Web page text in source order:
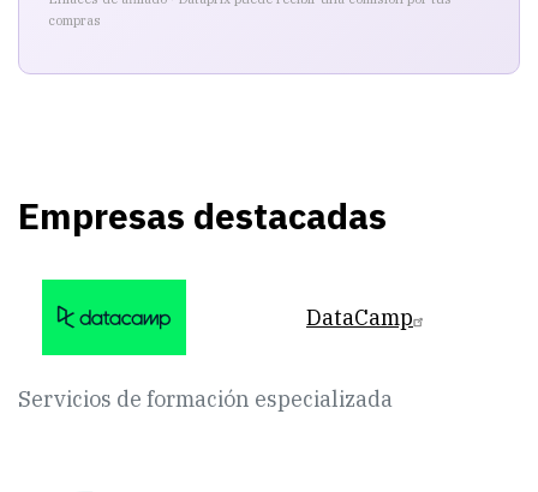
compras
Empresas destacadas
Servicios de formación especializada
DataCamp